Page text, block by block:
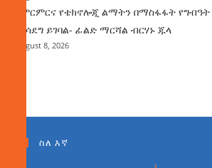
የምርምርና የቴክኖሎጂ ልማትን በማስፋፋት
ማሳደግ ይገባል- ፊልድ ማርሻል ብርሃኑ ጁላ
August 8, 2026
ስለ እኛ